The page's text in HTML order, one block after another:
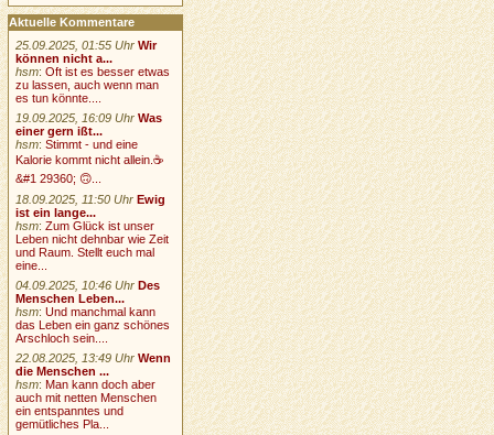
Aktuelle Kommentare
25.09.2025, 01:55 Uhr Wir
können nicht a...
hsm:Oft ist es besser etwas
zu lassen, auch wenn man
es tun könnte....
19.09.2025, 16:09 Uhr Was
einer gern ißt...
hsm:Stimmt - und eine
Kalorie kommt nicht allein.☕
&#1 29360; 🙃...
18.09.2025, 11:50 Uhr Ewig
ist ein lange...
hsm:Zum Glück ist unser
Leben nicht dehnbar wie Zeit
und Raum. Stellt euch mal
eine...
04.09.2025, 10:46 Uhr Des
Menschen Leben...
hsm:Und manchmal kann
das Leben ein ganz schönes
Arschloch sein....
22.08.2025, 13:49 Uhr Wenn
die Menschen ...
hsm:Man kann doch aber
auch mit netten Menschen
ein entspanntes und
gemütliches Pla...